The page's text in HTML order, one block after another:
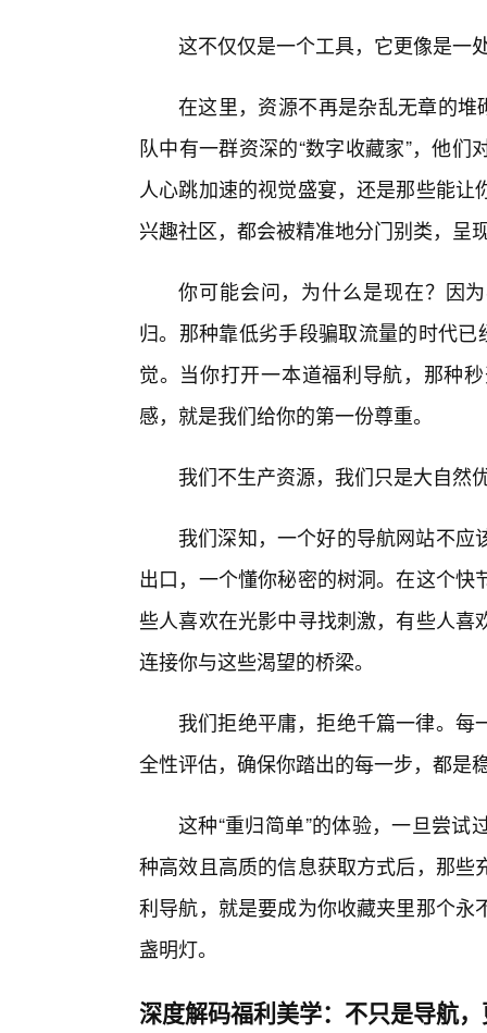
这不仅仅是一个工具，它更像是一
在这里，资源不再是杂乱无章的堆
队中有一群资深的“数字收藏家”，他
人心跳加速的视觉盛宴，还是那些能
兴趣社区，都会被精准地分门别类，呈
你可能会问，为什么是现在？因
归。那种靠低劣手段骗取流量的时代
觉。当你打开一本道福利导航，那种
感，就是我们给你的第一份尊重。
我们不生产资源，我们只是大自然
我们深知，一个好的导航网站不
出口，一个懂你秘密的树洞。在这个
些人喜欢在光影中寻找刺激，有些人
连接你与这些渴望的桥梁。
我们拒绝平庸，拒绝千篇一律。
全性评估，确保你踏出的每一步，都是
这种“重归简单”的体验，一旦尝
种高效且高质的信息获取方式后，那
利导航，就是要成为你收藏夹里那个
盏明灯。
深度解码福利美学：不只是导航